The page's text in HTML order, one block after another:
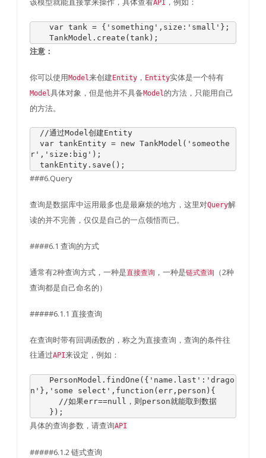
API
var tank = { 'something' , size : 'small' };
TankModel . create ( tank );
注意：
你可以使用Model来创建 Entity ， Entity实体是一个特有
Model具体对象，但是他并不具备Model的方法，只能用自己
的方法。
//通过Model创建Entity
var tankEntity = new TankModel ( 'someothe
r' , 'size:big' );
  tankEntity
. save ();
###6.Query
查询是数据库中运用最多也是最麻烦的地方，这里对Query解
读的并不完善，仅仅是自己的一点领悟而已。
####6.1 查询的方式
通常有2种查询方式，一种是直接查询 ，一种是链式查询
（2种
查询都是自己命名的）
#####6.1.1 直接查询
在查询时带有回调函数的，称之为直接查询，查询的条件往
往通过API来设定，例如：
PersonModel . findOne ({ 'name.last' : 'drago
n' }, 'some select' , function ( err , person ){
//如果err==null，则person就能取到数据
});
具体的查询参数，请查询API
#####6.1.2 链式查询